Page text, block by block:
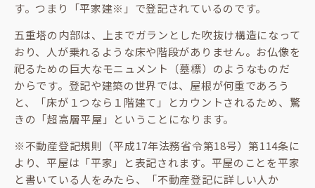
す。つまり「平家建※」で登記されているのです。
五重塔の内部は、上までガランとした吹抜け構造になって
おり、人が乗れるような床や階段がありません。お仏像を
祀るための巨大なモニュメント（墓標）のようなものだ
からです。登記や建築の世界では、屋根が何重であろう
と、「床が１つなら１階建て」とカウントされるため、驚
きの「超高層平屋」ということになります。
※不動産登記規則（平成17年法務省令第18号）第114条に
より、平屋は「平家」と表記されます。平屋のことを平家
と書いている人をみたら、「不動産登記に詳しい人か